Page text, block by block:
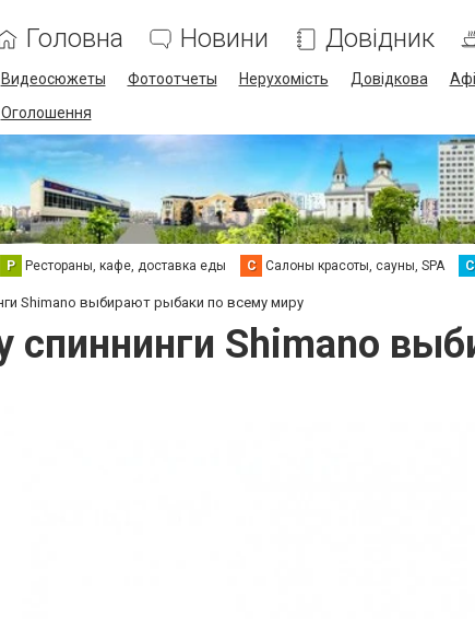
Головна Новини Довідник
Видеосюжеты Фотоотчеты Нерухомість Довідкова
Оголошення
Р Рестораны, кафе, доставка еды С Салоны красоты, сауны, SPA С
Shimano выбирают рыбаки по всему миру
спиннинги Shimano